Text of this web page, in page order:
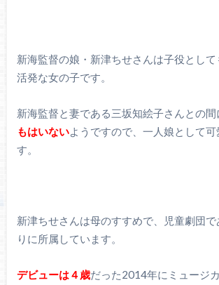
新海監督の娘・新津ちせさんは子役とし
活発な女の子です。
新海監督と妻である三坂知絵子さんとの間
もはいないようですので、一人娘として可
す。
新津ちせさんは母のすすめで、児童劇団
りに所属しています。
デビューは４歳だった2014年にミュージ